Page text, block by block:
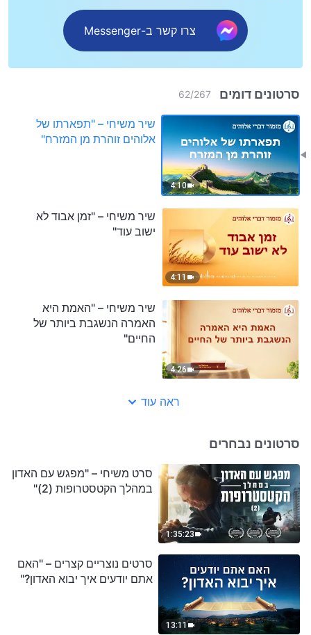
צרו קשר ב-Messenger
סרטונים דומים 62/267
4:10
שיר משיחי – "תפארתו של
אלוהים זוהרת מן המזרח"
4:11
שיר משיחי – "זמן אבוד לא
ישוב עוד"
4:26
שיר משיחי – "האמת היא
האמרה הנשגבת ביותר של
החיים"
ראה עוד
סרטונים נבחרים
1:35:23
סרט משיחי – "מפגש עם האדון
במהלך הקטסטרופות (2)"
13:11
סרטים נוצריים קצרים – "האם
אתם יודעים איך יבוא האדון?"